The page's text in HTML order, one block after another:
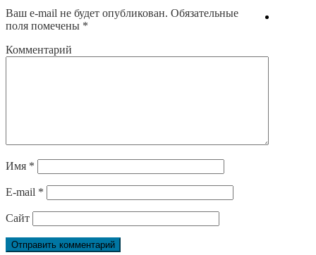
Ваш e-mail не будет опубликован. Обязательные
поля помечены *
Комментарий
Имя *
E-mail *
Сайт